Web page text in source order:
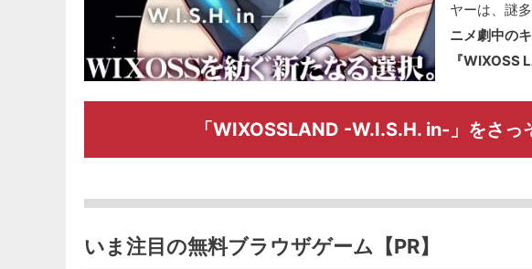
ヤーは、謎
ニメ劇中の
『WIXOSS
「WIXOSSLAND -W.I.S.H. in-」をさっ
いま注目の無料ブラウザゲーム【PR】